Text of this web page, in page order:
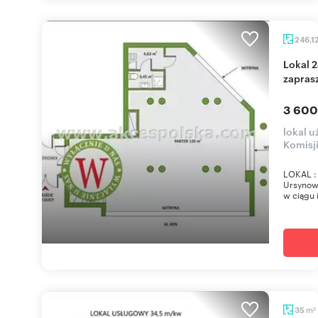
Lokal 246 m² przy głównej ulicy Ursynowa -
3
lokal
LOKAL
w ciągu
35 m2